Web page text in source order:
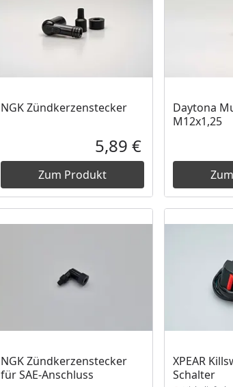
NGK Zündkerzenstecker
Aktueller Preis
5,89 €
Zum Produkt
Daytona
M12x1,25
NGK Zündkerzenstecker
für SAE-Anschluss
XPEAR
Schalter
Produkt